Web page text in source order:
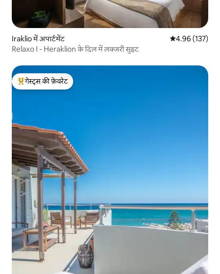
Iraklio में अपार्टमेंट औसत रेटिंग 5 में से
4.96 (137)
Relaxo I - Heraklion के दिल में लक्जरी सुइट
गेस्ट्स का टॉप फ़ेवरेट
गेस्ट्स की फ़ेवरेट